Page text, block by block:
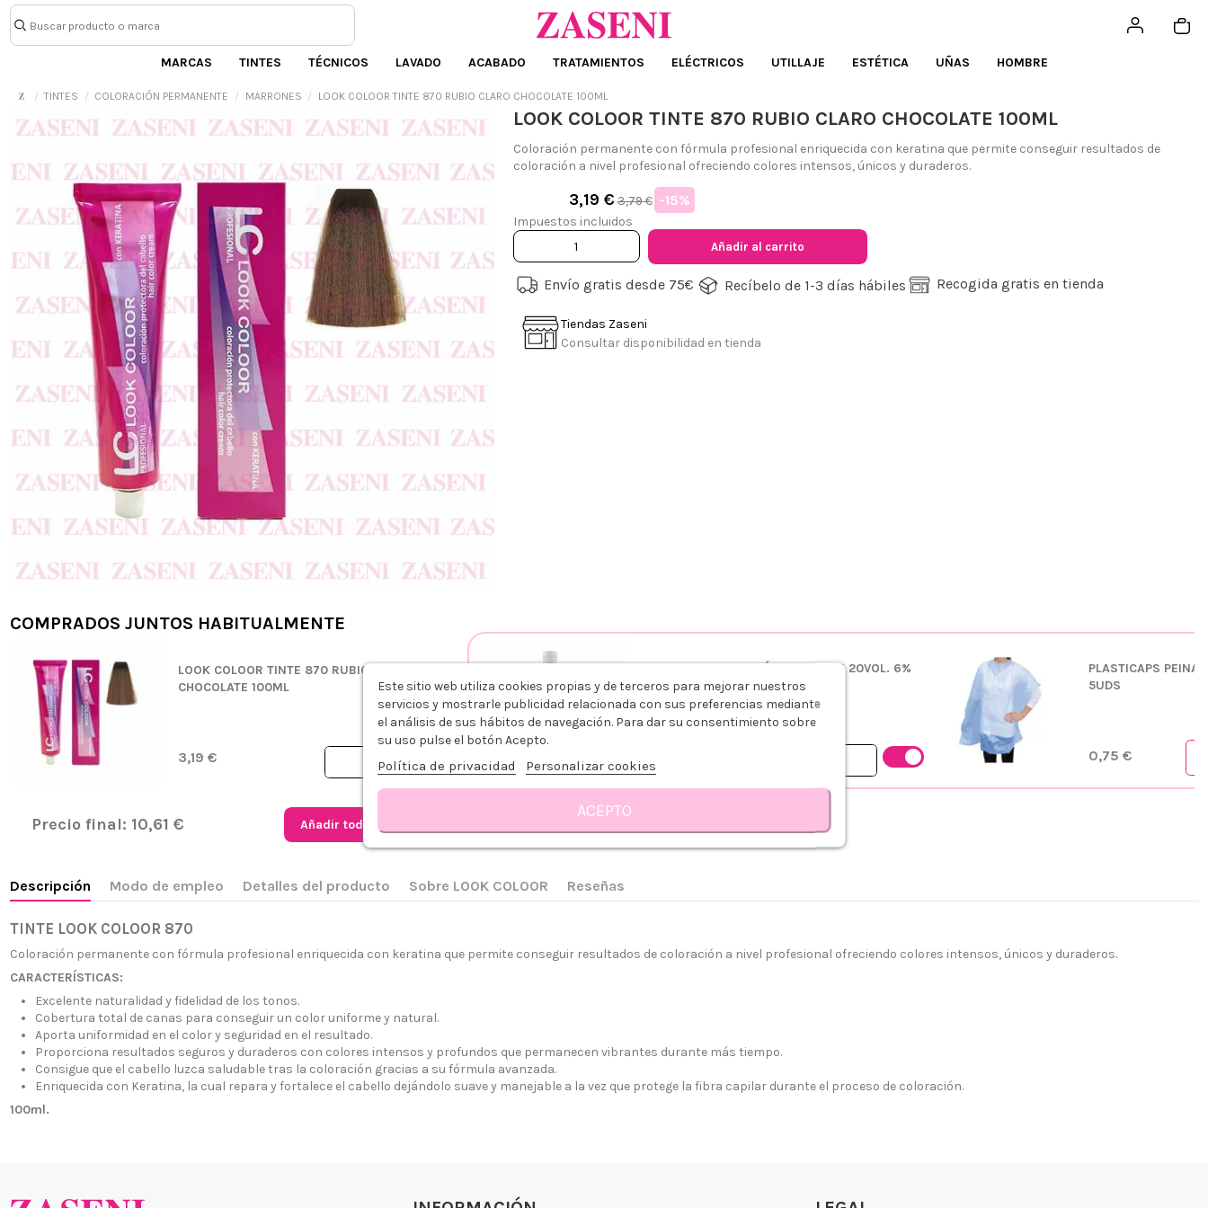
MARCAS TINTES TÉCNICOS LAVADO ACABADO TRATAMIENTOS ELÉCTRICOS UTILLAJE ESTÉTICA UÑAS HOMBRE
TINTES COLORACIÓN PERMANENTE MARRONES LOOK COLOOR TINTE 870 RUBIO CLARO CHOCOLATE 100ML
LOOK COLOOR TINTE 870 RUBIO CLARO CHOCOLATE 100ML
Coloración permanente con fórmula profesional enriquecida con keratina que permite conseguir resultados de
coloración a nivel profesional ofreciendo colores intensos, únicos y duraderos.
3,19 € 3,79 € -15%
Impuestos incluidos
Añadir al carrito
Envío gratis desde 75€ Recíbelo de 1-3 días hábiles Recogida gratis en tienda
Tiendas Zaseni
Consultar disponibilidad en tienda
COMPRADOS JUNTOS HABITUALMENTE
LOOK COLOOR TINTE 870 RUBIO CLARO
CHOCOLATE 100ML
3,19 €
+
COSMELITTE EMULSIÓN OXIDANTE 20VOL. 6%
1000ML
PLASTICAPS
5UDS
0,75 €
Precio final: 10,61 € Añadir todo al carrito
Descripción Modo de empleo Detalles del producto Sobre LOOK COLOOR Reseñas
TINTE LOOK COLOOR 870
Coloración permanente con fórmula profesional enriquecida con keratina que permite conseguir resultados de coloración a nivel profesional ofreciendo colores intensos, únicos y duraderos.
CARACTERÍSTICAS:
Excelente naturalidad y fidelidad de los tonos.
Cobertura total de canas para conseguir un color uniforme y natural.
Aporta uniformidad en el color y seguridad en el resultado.
Proporciona resultados seguros y duraderos con colores intensos y profundos que permanecen vibrantes durante más tiempo.
Consigue que el cabello luzca saludable tras la coloración gracias a su fórmula avanzada.
Enriquecida con Keratina, la cual repara y fortalece el cabello dejándolo suave y manejable a la vez que protege la fibra capilar durante el proceso de coloración.
100ml.
+34 968 06 63 44L-V 10:00 - 14:00
+34 601 27 80 18
contacto@zaseni.com
¿Quiénes somos?
Envío, Pago y Devoluciones
Nuestras tiendas
Aviso legal
Política de Cookies
Este sitio web utiliza cookies propias y de terceros para mejorar nuestros
servicios y mostrarle publicidad relacionada con sus preferencias mediante
el análisis de sus hábitos de navegación. Para dar su consentimiento sobre
su uso pulse el botón Acepto.
Política de privacidad Personalizar cookies
ACEPTO